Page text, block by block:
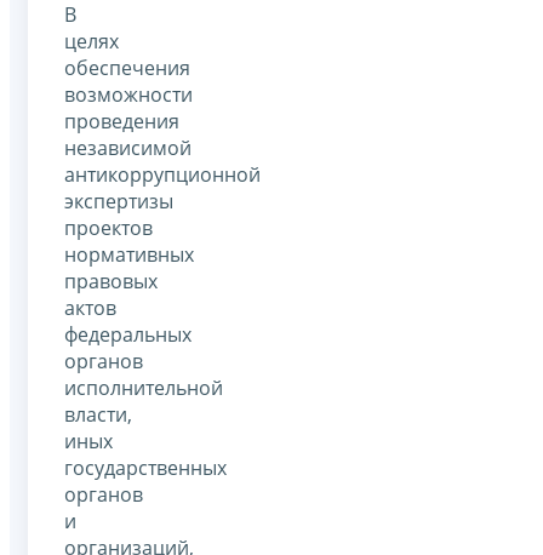
В
целях
обеспечения
возможности
проведения
независимой
антикоррупционной
экспертизы
проектов
нормативных
правовых
актов
федеральных
органов
исполнительной
власти,
иных
государственных
органов
и
организаций,